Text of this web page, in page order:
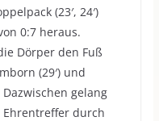
(23′, 24′)
0:7 heraus.
Dörper den Fuß
(29′) und
gelang
durch